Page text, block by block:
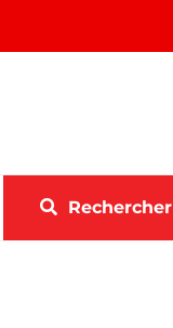
Rechercher